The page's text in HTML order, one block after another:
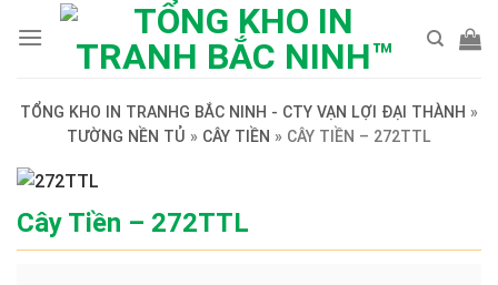
TỔNG KHO IN TRANHG BẮC NINH - CTY VẠN LỢI ĐẠI THÀNH »
TƯỜNG NỀN TỦ » CÂY TIỀN » CÂY TIỀN – 272TTL
Cây Tiền – 272TTL